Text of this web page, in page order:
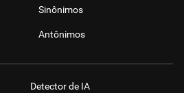
Sinônimos
Antônimos
Detector de IA